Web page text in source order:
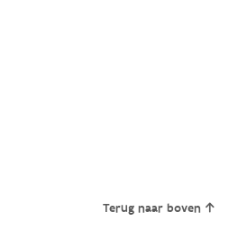
Terug naar boven